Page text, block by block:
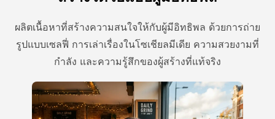
ผลิตเนื้อหาที่สร้างความสนใจให้กับผู้มีอิทธิพล ด้วยการถ่าย
รูปแบบเซลฟี่ การเล่าเรื่องในโซเชียลมีเดีย ความสวยงามที่
กําลัง และความรู้สึกของผู้สร้างที่แท้จริง